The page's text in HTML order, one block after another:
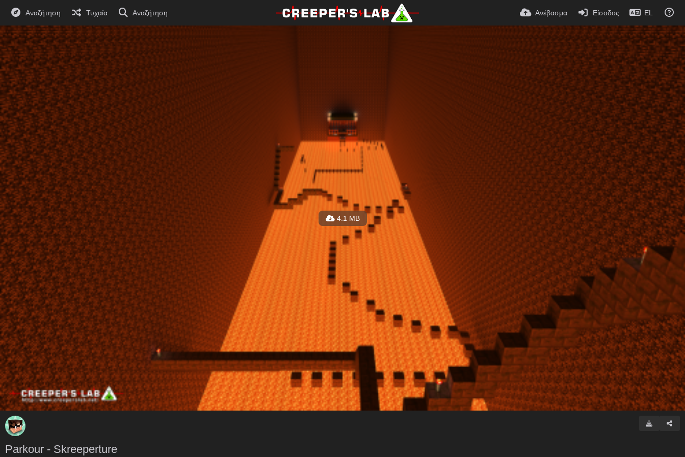
Αναζήτηση Τυχαία Αναζήτηση Ανέβασμα Είσοδος EL
4.1 MB
Parkour - Skreeperture